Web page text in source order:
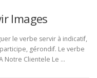
Images
le verbe servir à indicatif,
gérondif. Le verbe
Notre Clientele Le …